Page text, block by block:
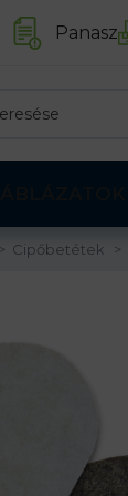
Panasz
Cipőbetétek